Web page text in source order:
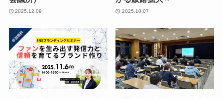
2025.12.09 2025.10.07